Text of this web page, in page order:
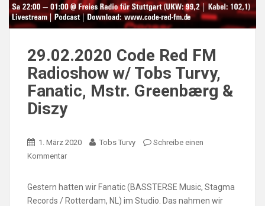
29.02.2020 Code Red FM
Radioshow w/ Tobs Turvy,
Fanatic, Mstr. Greenbærg &
Diszy
1. März 2020 Tobs Turvy
Schreibe einen
Kommentar
Gestern hatten wir Fanatic (BASSTERSE Music, Stagma
Records / Rotterdam, NL) im Studio. Das nahmen wir